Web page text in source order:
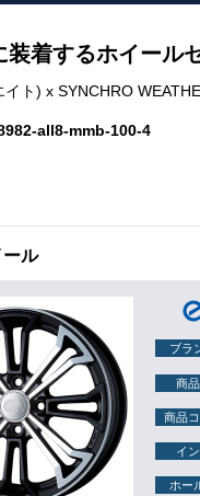
装着するホイール
ト) x SYNCHRO
all8-mmb-100-4
ル
ブラ
商
商品
イ
ホー